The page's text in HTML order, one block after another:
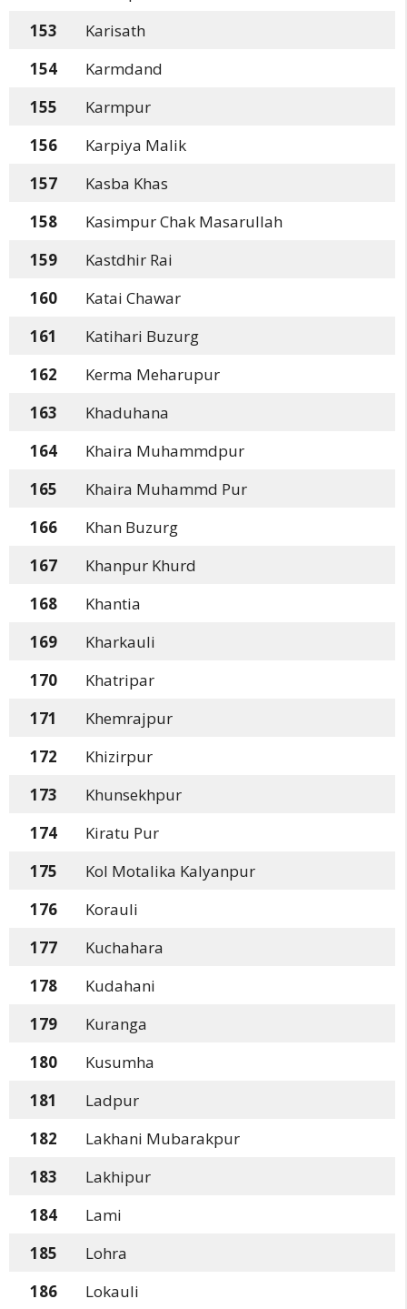
153
Karisath
154
Karmdand
155
Karmpur
156
Karpiya Malik
157
Kasba Khas
158
Kasimpur Chak Masarullah
159
Kastdhir Rai
160
Katai Chawar
161
Katihari Buzurg
162
Kerma Meharupur
163
Khaduhana
164
Khaira Muhammdpur
165
Khaira Muhammd Pur
166
Khan Buzurg
167
Khanpur Khurd
168
Khantia
169
Kharkauli
170
Khatripar
171
Khemrajpur
172
Khizirpur
173
Khunsekhpur
174
Kiratu Pur
175
Kol Motalika Kalyanpur
176
Korauli
177
Kuchahara
178
Kudahani
179
Kuranga
180
Kusumha
181
Ladpur
182
Lakhani Mubarakpur
183
Lakhipur
184
Lami
185
Lohra
186
Lokauli